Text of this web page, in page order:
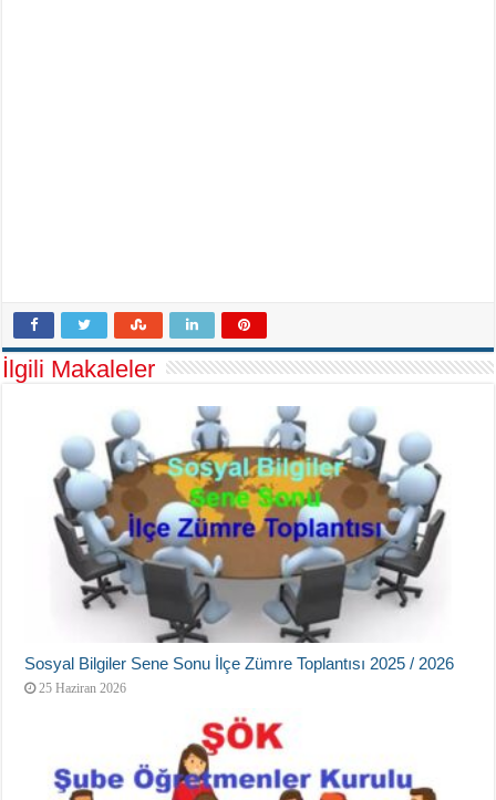
İlgili Makaleler
Sosyal Bilgiler Sene Sonu İlçe Zümre Toplantısı 2025 / 2026
25 Haziran 2026